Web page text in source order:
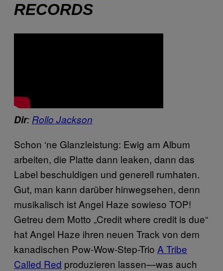
RECORDS
Dir: Rollo Jackson
Schon ‘ne Glanzleistung: Ewig am Album
arbeiten, die Platte dann leaken, dann das
Label beschuldigen und generell rumhaten.
Gut, man kann darüber hinwegsehen, denn
musikalisch ist Angel Haze sowieso TOP!
Getreu dem Motto „Credit where credit is due“
hat Angel Haze ihren neuen Track von dem
kanadischen Pow-Wow-Step-Trio A Tribe
Called Red produzieren lassen—was auch